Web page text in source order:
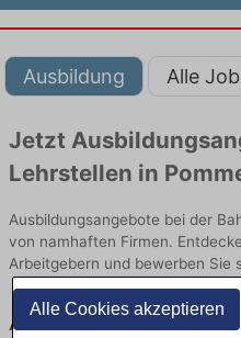
Alle Cookies akzeptieren
Ausbildung Alle
Jetzt
Lehrstellen in
Ausbildungsangebote bei der
von namhaften Firmen.
Arbeitgebern und bewerben Sie
Ausbildung in